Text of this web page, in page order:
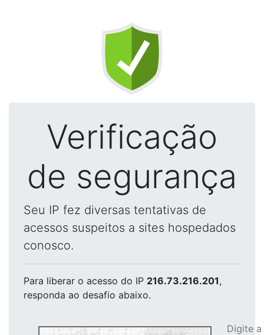
Verificação
de segurança
Seu IP fez diversas tentativas de
acessos suspeitos a sites hospedados
conosco.
Para liberar o acesso do IP 216.73.216.201,
responda ao desafio abaixo.
Digite